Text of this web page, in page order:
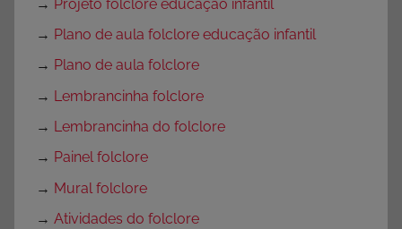
→ Projeto folclore educação infantil
→ Plano de aula folclore educação infantil
→ Plano de aula folclore
→ Lembrancinha folclore
→ Lembrancinha do folclore
→ Painel folclore
→ Mural folclore
→ Atividades do folclore